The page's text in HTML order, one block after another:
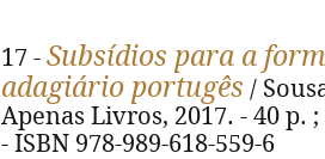
17 - Subsídios para a
adagiário portugês /
Apenas Livros, 2017. - 40 p.
- ISBN 978-989-618-559-6